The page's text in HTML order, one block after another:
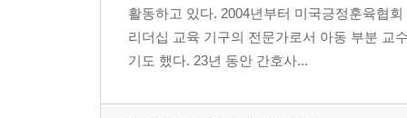
행동-“미안해”라는 말로는 충분하지 않아요
9장 격려하기
격려 활동
활동하고 있다. 2004년부터 미국긍정훈육협
리더십 교육 기구의 전문가로서 아동 부분 교
기도 했다. 23년 동안 간호사...